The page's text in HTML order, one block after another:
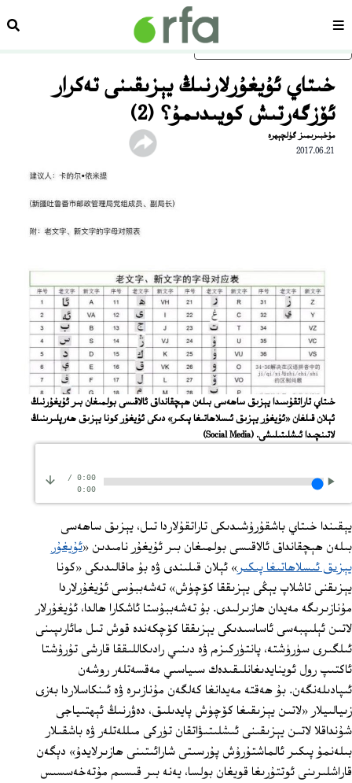
ئاساسلىق مەزمۇنغا ئاتلاڭسەھىپە
خىتاي ئۇيغۇرلارنىڭ يېزىقىنى تەكرار
ئۆزگەرتىش كويىدىمۇ؟ (2)
مۇخبىرىمىز گۈلچېھرە
2017.06.21
خىتاي تاراتقۇسىدا يېزىق ساھەسى بىلەن ھېچقانداق ئالاقىسى بولمىغان بىر ئۇيغۇرنىڭ
ئېلان قىلغان «ئۇيغۇر يېزىق ئىسلاھاتىغا پىكىر» دىكى ئۇيغۇر كونا يېزىق ھەرپلىرىنىڭ
لاتىنچىدا ئىشلىتىلىشى.(Social Media)
0:00
/
0:00
يېقىندا خىتاي باشقۇرۇشىدىكى تاراتقۇلاردا تىل، يېزىق ساھەسى
بىلەن ھېچقانداق ئالاقىسى بولمىغان بىر ئۇيغۇر نامىدىن «ئۇيغۇر
يېزىق ئىسلاھاتىغا پىكىر» ئېلان قىلىندى ۋە بۇ ماقالىدىكى «كونا
يېزىقنى تاشلاپ يېڭى يېزىققا كۆچۈش» تەشەببۇسى ئۇيغۇرلاردا
مۇنازىرىگە مەيدان ھازىرلىدى. بۇ تەشەببۇستا ئاشكارا ھالدا، ئۇيغۇرلار
لاتىن ئېلىپبەسى ئاساسىدىكى يېزىققا كۆچكەندە قوش تىل مائارىپىنى
ئىلگىرى سۈرۈشتە، پانتۈركىزم ۋە دىنىي رادىكاللىققا قارشى تۇرۇشتا
ئاكتىپ رول ئوينايدىغانلىقىدەك سىياسىي مەقسەتلەر روشەن
ئىپادىلەنگەن. بۇ ھەقتە مەيدانغا كەلگەن مۇنازىرە ۋە ئىنكاسلاردا بەزى
زىيالىيلار «لاتىن يېزىقىغا كۆچۈش پايدىلىق، دەۋرنىڭ ئېھتىياجى
شۇنداقلا لاتىن يېزىقىنى ئىشلىتىۋاتقان تۈركى مىللەتلەر ۋە باشقىلار
بىلەنمۇ پىكىر ئالماشتۇرۇش پۇرسىتى شارائىتىنى ھازىرلايدۇ» دېگەن
قاراشلىرىنى ئوتتۇرىغا قويغان بولسا، يەنە بىر قىسىم مۇتەخەسسىس